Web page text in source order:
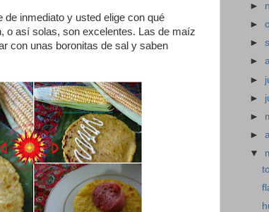
inmediato y usted elige con qué
o así solas, son excelentes. Las de maíz
con unas boronitas de sal y saben
►
►
►
►
►
►
►
►
▼